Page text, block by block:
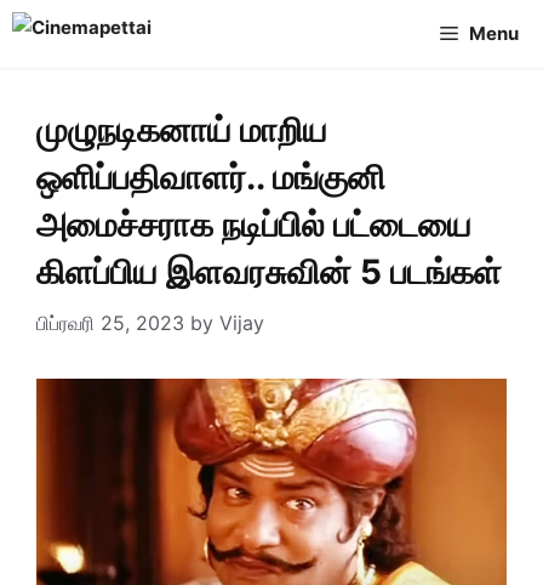
Skip
Menu
முழுநடிகனாய் மாறிய
ஒளிப்பதிவாளர்.. மங்குனி
அமைச்சராக நடிப்பில் பட்டையை
கிளப்பிய இளவரசுவின் 5 படங்கள்
பிப்ரவரி 25, 2023 by Vijay